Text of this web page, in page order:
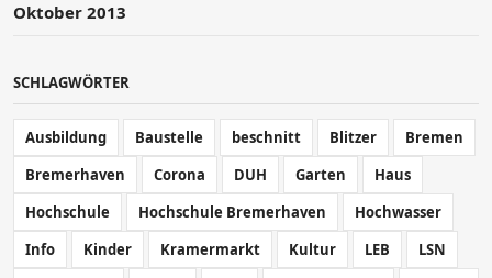
Oktober 2013
SCHLAGWÖRTER
Ausbildung Baustelle beschnitt Blitzer
Bremen
Bremerhaven
Corona DUH Garten
Haus
Hochschule
Hochschule Bremerhaven
Hochwasser
Info
Kinder Kramermarkt Kultur LEB
LSN